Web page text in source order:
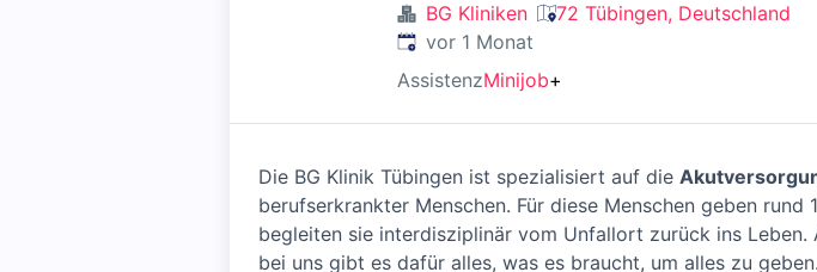
BG Kliniken
72 Tübingen, Deutschland
Veröffentlicht:
vor 1 Monat
AssistenzMinijob+
Die BG Klinik Tübingen ist spezialisiert auf die
berufserkrankter Menschen. Für diese Menschen geben
begleiten sie interdisziplinär vom Unfallort zurück ins
bei uns gibt es dafür alles, was es braucht, um alles zu geben.